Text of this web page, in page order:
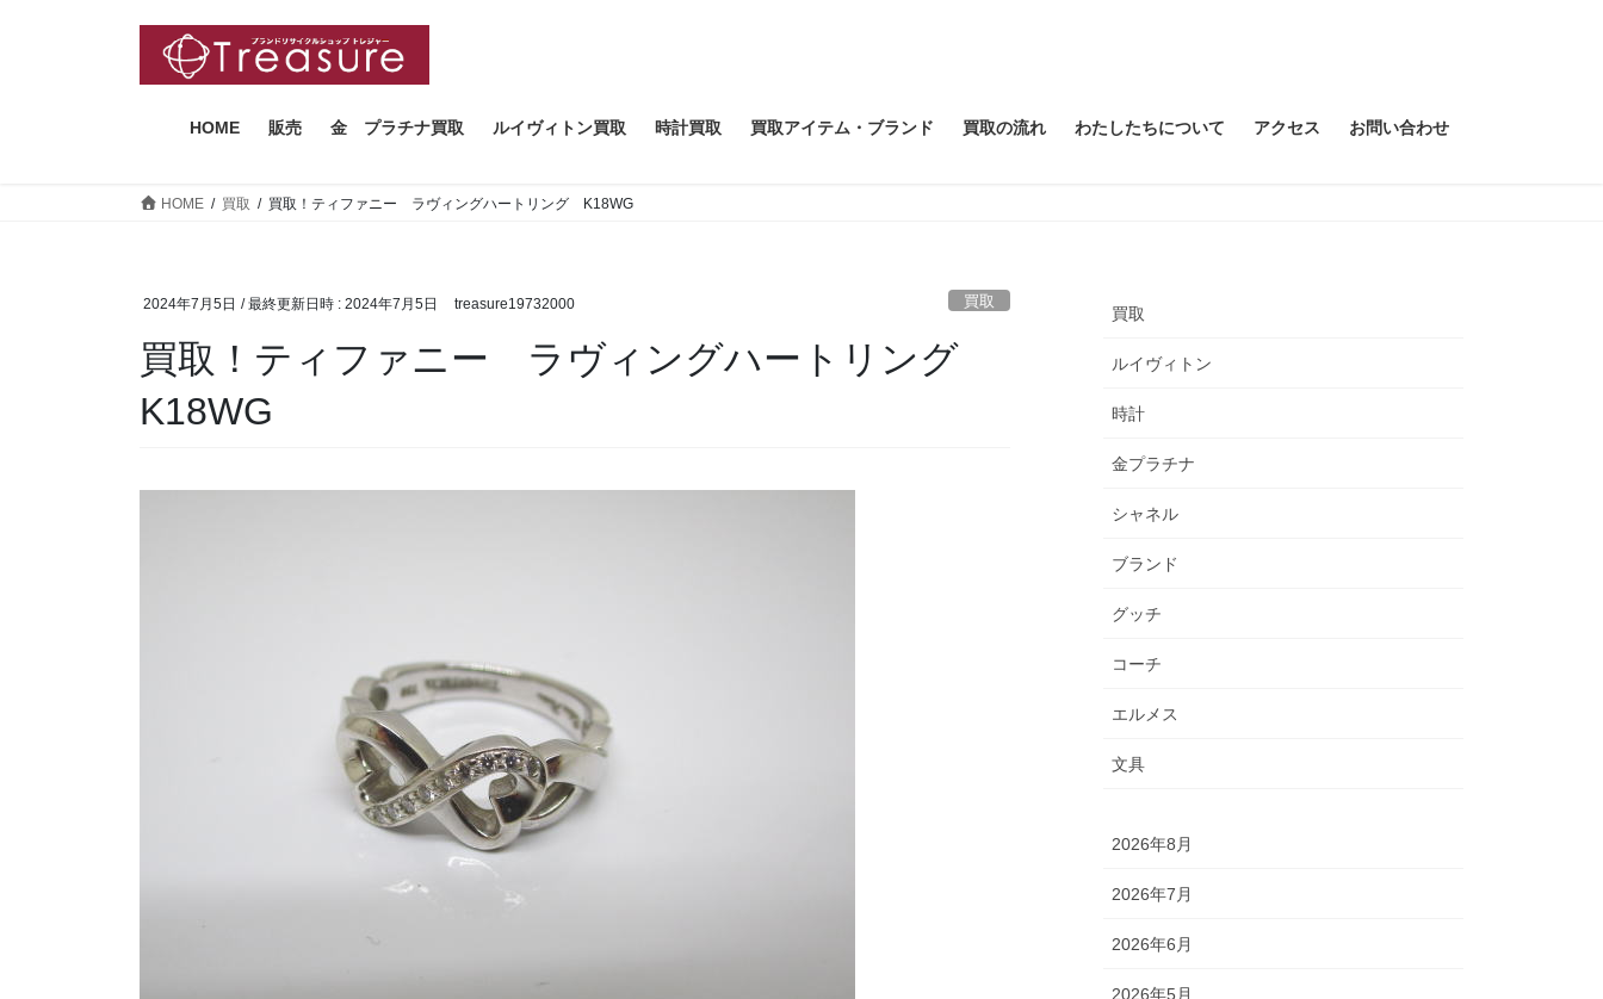
HOME 販売 金 プラチナ買取 ルイヴィトン買取 時計買取 買取アイテム・ブランド 買取の流れ わたしたちについて アクセス お問い合わせ
HOME 買取 買取！ティファニー ラヴィングハートリング K18WG
2024年7月5日 / 最終更新日時 : 2024年7月5日 treasure19732000 買取
買取！ティファニー ラヴィングハートリング
K18WG
買取
ルイヴィトン
時計
金プラチナ
シャネル
ブランド
グッチ
コーチ
エルメス
文具
2026年8月
2026年7月
2026年6月
2026年5月